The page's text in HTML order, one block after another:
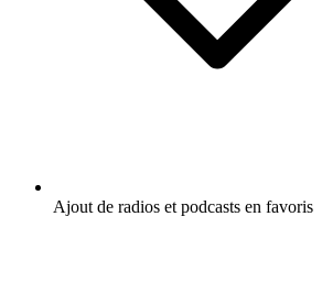
Ajout de radios et podcasts en favoris